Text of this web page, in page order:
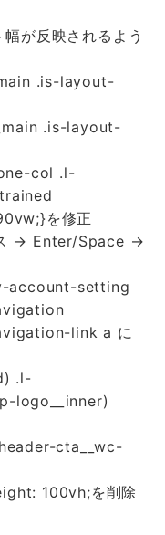
が反映されるよう
.is-layout-
.is-layout-
col .l-
を修正
→ Enter/Space →
account-setting
link a に
.l-
logo__inner)
cta__wc-
100vh;を削除